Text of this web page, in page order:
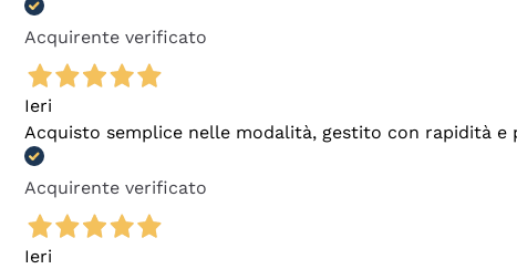
Acquirente verificato
Ieri
Acquisto semplice nelle modalità, gestito con rapidità e
Acquirente verificato
Ieri